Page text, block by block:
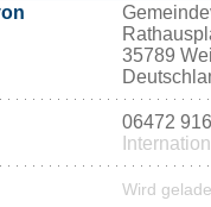
35789
06472
Wird